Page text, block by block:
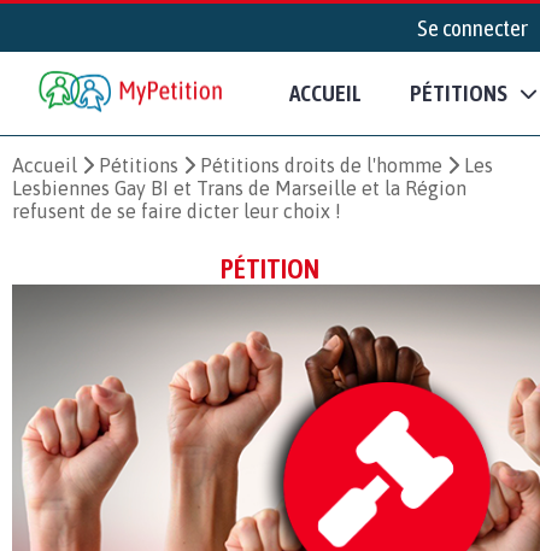
Se connecter
ACCUEIL PÉTITIONS
Accueil Pétitions Pétitions droits de l'homme
Les
Lesbiennes Gay BI et Trans de Marseille et la Région
refusent de se faire dicter leur choix !
PÉTITION